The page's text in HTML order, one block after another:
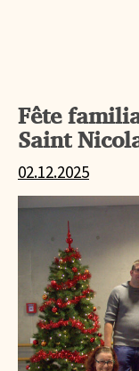
Fête
Saint
02.12.2025